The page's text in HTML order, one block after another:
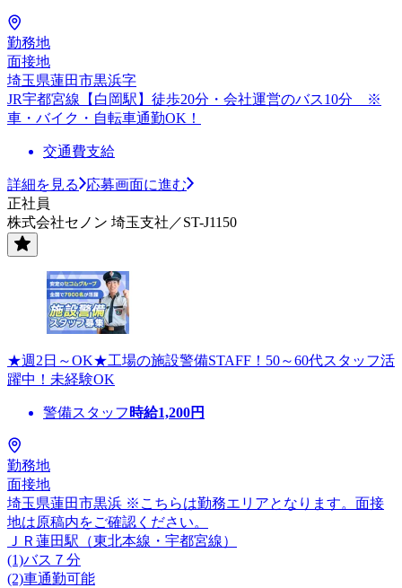
勤務地
面接地
埼玉県蓮田市黒浜字
JR宇都宮線【白岡駅】徒歩20分・会社運営のバス10分 ※
車・バイク・自転車通勤OK！
交通費支給
詳細を見る
応募画面に進む
正社員
株式会社セノン 埼玉支社／ST-J1150
★週2日～OK★工場の施設警備STAFF！50～60代スタッフ活
躍中！未経験OK
警備スタッフ 時給1,200円
勤務地
面接地
埼玉県蓮田市黒浜 ※こちらは勤務エリアとなります。面接
地は原稿内をご確認ください。
ＪＲ蓮田駅（東北本線・宇都宮線）
(1)バス７分
(2)車通勤可能